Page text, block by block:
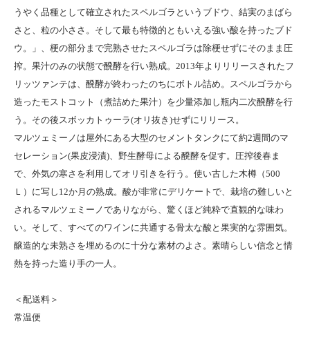
うやく品種として確立されたスペルゴラというブドウ、結実のまばら
さと、粒の小ささ。そして最も特徴的ともいえる強い酸を持ったブド
ウ。」、梗の部分まで完熟させたスペルゴラは除梗せずにそのまま圧
搾。果汁のみの状態で醗酵を行い熟成。2013年よりリリースされたフ
リッツァンテは、醗酵が終わったのちにボトル詰め。スペルゴラから
造ったモストコット（煮詰めた果汁）を少量添加し瓶内二次醗酵を行
う。その後スボッカトゥーラ(オリ抜き)せずにリリース。
マルツェミーノは屋外にある大型のセメントタンクにて約2週間のマ
セレーション(果皮浸漬)、野生酵母による醗酵を促す。圧搾後春ま
で、外気の寒さを利用してオリ引きを行う。使い古した木樽（500
Ｌ）に写し12か月の熟成。酸が非常にデリケートで、栽培の難しいと
されるマルツェミーノでありながら、驚くほど純粋で直観的な味わ
い。そして、すべてのワインに共通する骨太な酸と果実的な雰囲気。
醸造的な未熟さを埋めるのに十分な素材のよさ。素晴らしい信念と情
熱を持った造り手の一人。
＜配送料＞
常温便